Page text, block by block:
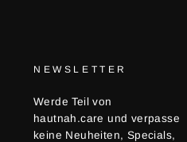
NEWSLETTER
Werde Teil von
hautnah.care und verpasse
keine Neuheiten, Specials,